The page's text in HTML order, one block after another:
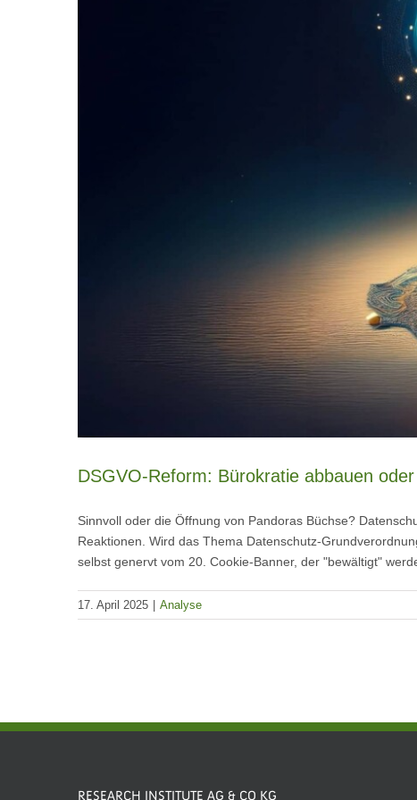
DSGVO-Reform: Bürokratie abbauen
Sinnvoll oder die Öffnung von Pandoras Büchse?
Reaktionen. Wird das Thema Datenschutz-
selbst genervt vom 20. Cookie-Banner, der "bewältigt"
17. April 2025 Analyse
RESEARCH INSTITUTE AG & CO KG